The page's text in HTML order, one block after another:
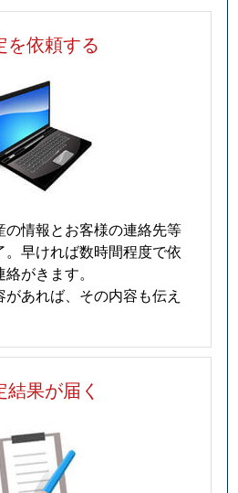
を依頼する
の情報とお客様の連絡先等
。早ければ数時間程度で依
がきます。
あれば、その内容も伝え
結果が届く